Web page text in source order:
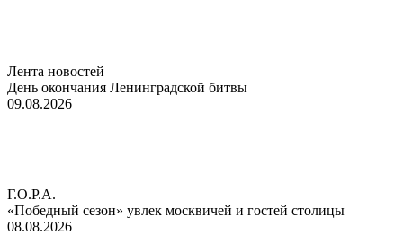
Лента новостей
День окончания Ленинградской битвы
09.08.2026
Г.О.Р.А.
«Победный сезон» увлек москвичей и гостей столицы
08.08.2026